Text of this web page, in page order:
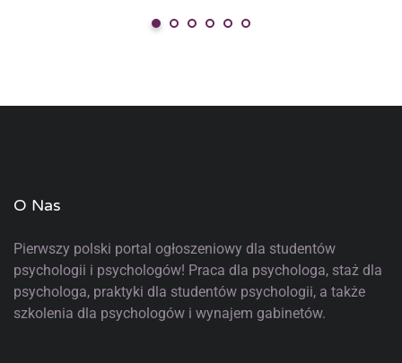
O Nas
Pierwszy polski portal ogłoszeniowy dla studentów
psychologii i psychologów! Praca dla psychologa, staż dla
psychologa, praktyki dla studentów psychologii, a także
szkolenia dla psychologów i wynajem gabinetów.